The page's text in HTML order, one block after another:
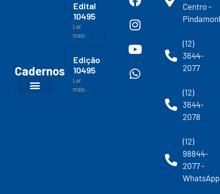
Cadernos
Edital
10495
Ler
mais...
Edição
10495
Ler
mais...
Centro -
(12)
3644-
2077
(12)
3644-
2078
(12)
98844-
2077 -
WhatsApp